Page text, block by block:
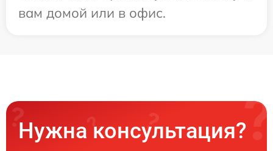
вам домой или в офис.
Нужна консультация?